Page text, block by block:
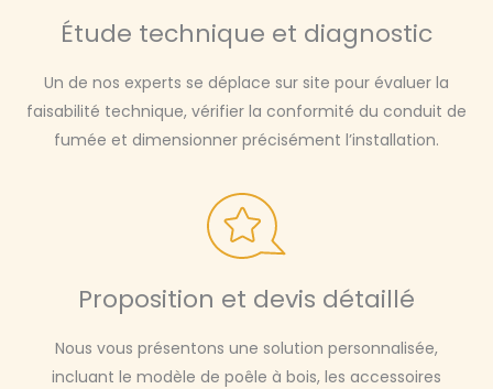
Étude technique et diagnostic
Un de nos experts se déplace sur site pour évaluer la
faisabilité technique, vérifier la conformité du conduit de
fumée et dimensionner précisément l’installation.
Proposition et devis détaillé
Nous vous présentons une solution personnalisée,
incluant le modèle de poêle à bois, les accessoires